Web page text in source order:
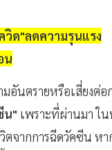
วิด"ลดความรุนแรง
น
อันตรายหรือเสี่ยงต่อ
น" เพราะที่ผ่านมา ใ
ตจากการฉีดวัคซีน ห